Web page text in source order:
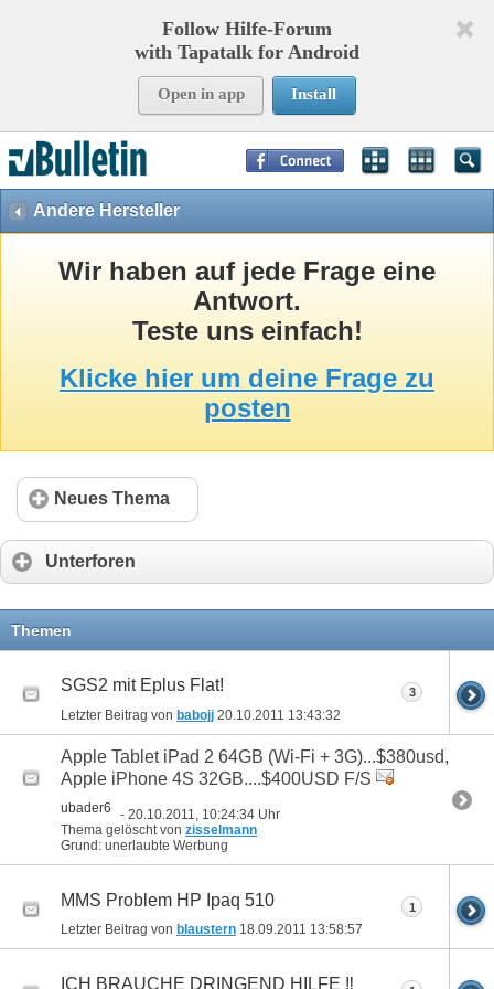
Follow Hilfe-Forum
with Tapatalk for Android
Open in app Install
Andere Hersteller
Wir haben auf jede Frage eine
Antwort.
Teste uns einfach!
Klicke hier um deine Frage zu
posten
Neues Thema
Unterforen
Themen
SGS2 mit Eplus Flat!
Letzter Beitrag von babojj 20.10.2011 13:43:32
3
Apple Tablet iPad 2 64GB (Wi-Fi + 3G)...$380usd,
Apple iPhone 4S 32GB....$400USD F/S
ubader6
- 20.10.2011, 10:24:34 Uhr
Thema gelöscht von zisselmann
Grund: unerlaubte Werbung
MMS Problem HP Ipaq 510
Letzter Beitrag von blaustern 18.09.2011 13:58:57
1
ICH BRAUCHE DRINGEND HILFE ‼
Page Time:0,14475
Templates:33